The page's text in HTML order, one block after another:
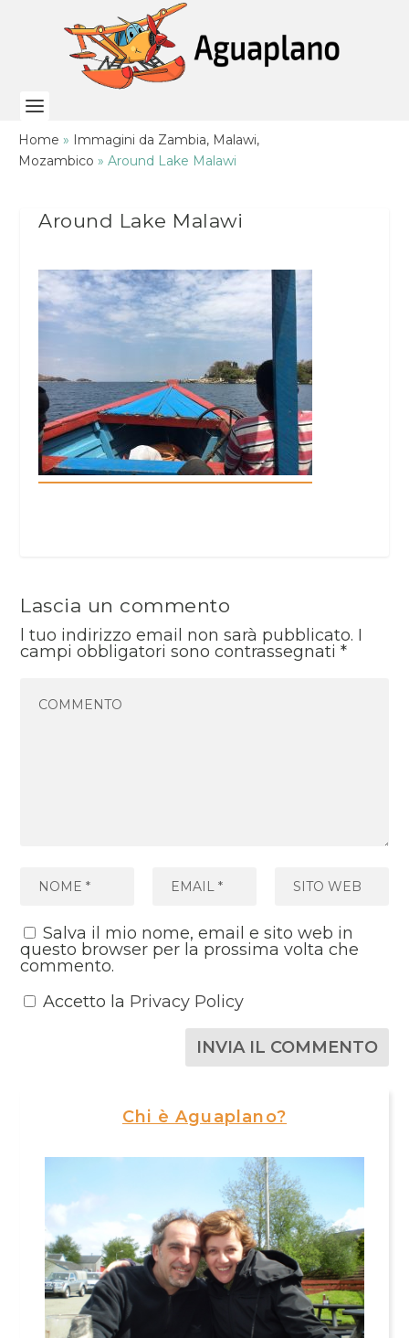
Home » Immagini da Zambia, Malawi,
Mozambico » Around Lake Malawi
Around Lake Malawi
Lascia un commento
l tuo indirizzo email non sarà pubblicato. I
campi obbligatori sono contrassegnati*
Salva il mio nome, email e sito web in
questo browser per la prossima volta che
commento.
Accetto la Privacy Policy
Chi è Aguaplano?